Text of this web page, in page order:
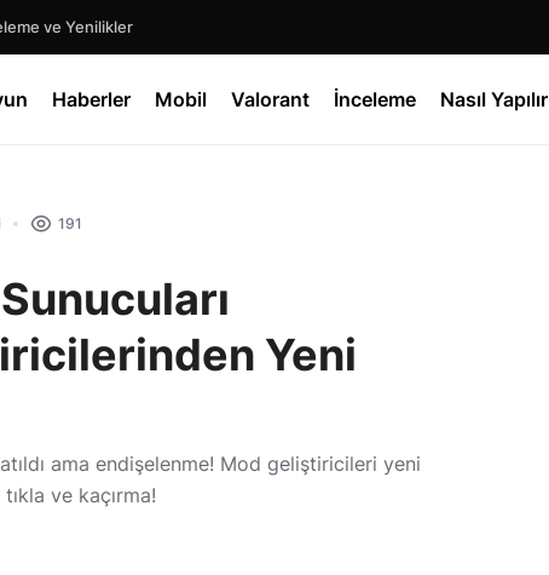
Mecca Chameleon: Oyun Dünyasında 16 Günlük Olağanüstü Başarı Hikayesi
Haberler Mobil Valorant İnceleme Nasıl Yapılır
191
Yeni
ama endişelenme! Mod geliştiricileri yeni
ve kaçırma!